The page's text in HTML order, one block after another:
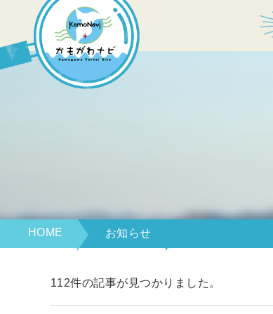
宿泊・温泉
体験プログラム
HOME お知らせ
112件の記事が見つかりました。